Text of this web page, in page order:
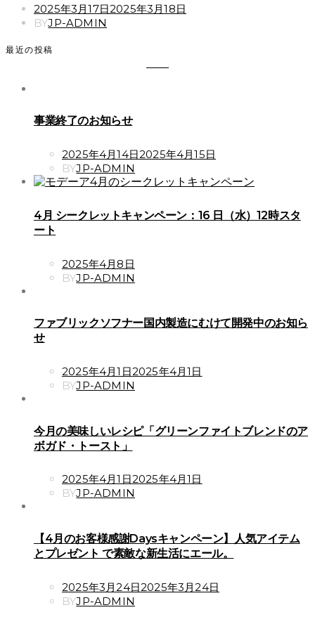
POSTED
ON
2025年3月17日2025年3月18日
BYJP-ADMIN
最近の投稿
事業終了のお知らせ
POSTED
ON
2025年4月14日2025年4月15日
BYJP-ADMIN
4月 シークレットキャンペーン：16 日（水）12時スタ
ート
POSTED
ON
2025年4月8日
BYJP-ADMIN
ファブリックソフナー国内製造にむけて開発中のお知ら
せ
POSTED
ON
2025年4月1日2025年4月1日
BYJP-ADMIN
今月の美味しいレシピ「グリーンファイトブレンドのア
ボガド・トースト」
POSTED
ON
2025年4月1日2025年4月1日
BYJP-ADMIN
【4月のお客様感謝Daysキャンペーン】人気アイテム
とプレゼント で素敵な新生活にエール。
POSTED
ON
2025年3月24日2025年3月24日
BYJP-ADMIN